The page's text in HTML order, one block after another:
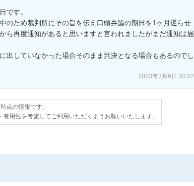
です。
のため裁判所にその旨を伝え口頭弁論の期日を1ヶ月遅らせ
ら再度通知があると思いますと言われましたがまだ通知は届
出していなかった場合そのまま判決となる場合もあるのでし
2023年3月6日 20:52
点の情報です。
有用性を考慮してご利用いただくようお願いいたします。